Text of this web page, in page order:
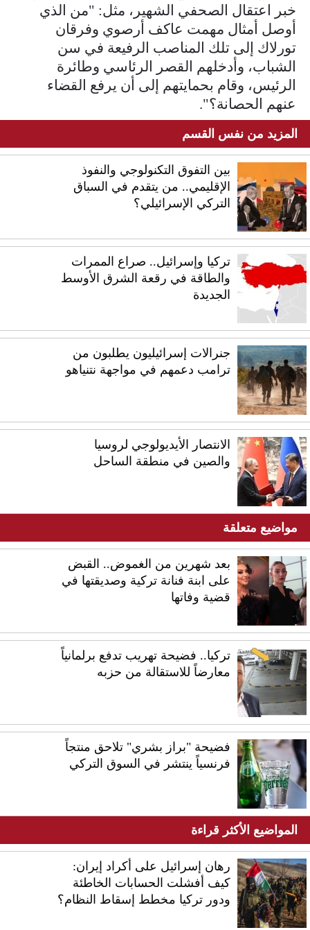
خبر اعتقال الصحفي الشهير، مثل: "من الذي
أوصل أمثال مهمت عاكف أرصوي وفرقان
تورلاك إلى تلك المناصب الرفيعة في سن
الشباب، وأدخلهم القصر الرئاسي وطائرة
الرئيس، وقام بحمايتهم إلى أن يرفع القضاء
عنهم الحصانة؟".
المزيد من نفس القسم
بين التفوق التكنولوجي والنفوذ
الإقليمي.. من يتقدم في السباق
التركي الإسرائيلي؟
تركيا وإسرائيل.. صراع الممرات
والطاقة في رقعة الشرق الأوسط
الجديدة
جنرالات إسرائيليون يطلبون من
ترامب دعمهم في مواجهة نتنياهو
الانتصار الأيديولوجي لروسيا
والصين في منطقة الساحل
مواضيع متعلقة
بعد شهرين من الغموض.. القبض
على ابنة فنانة تركية وصديقتها في
قضية وفاتها
تركيا.. فضيحة تهريب تدفع برلمانياً
معارضاً للاستقالة من حزبه
فضيحة "براز بشري" تلاحق منتجاً
فرنسياً ينتشر في السوق التركي
المواضيع الأكثر قراءة
رهان إسرائيل على أكراد إيران:
كيف أفشلت الحسابات الخاطئة
ودور تركيا مخطط إسقاط النظام؟